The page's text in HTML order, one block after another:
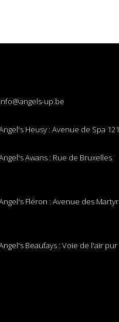
info@angels-up.be
Heusy : Avenue de Spa 121
Awans : Rue de Bruxelles
Fléron : Avenue des Martyr
Beaufays : Voie de l'air pur